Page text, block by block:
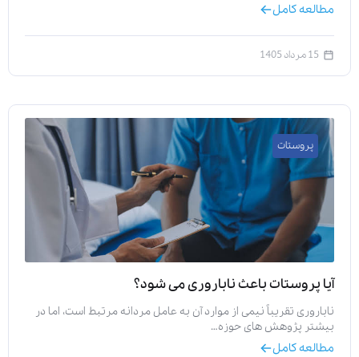
مطالعه کامل
15 مرداد 1405
پروستات
آیا پروستات باعث ناباروری می‌ شود؟
ناباروری تقریباً نیمی از موارد آن به عامل مردانه مرتبط است، اما در
بیشتر پژوهش‌ های حوزه…
مطالعه کامل